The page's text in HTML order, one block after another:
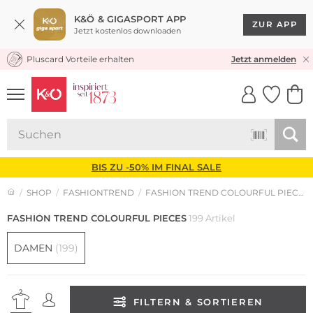
K&Ö & GIGASPORT APP
Jetzt kostenlos downloaden
ZUR APP
30 TAGE RÜCKGABERECHT
Pluscard Vorteile erhalten Jetzt anmelden
UNSERE APP
CLICK &
BIS ZU -50% IM FINAL SALE
SHOP FASHIONTREND FASHION TREND COLOURFUL PIECES
FASHION TREND COLOURFUL PIECES199 Artikel
DAMEN (199)
FILTERN & SORTIEREN